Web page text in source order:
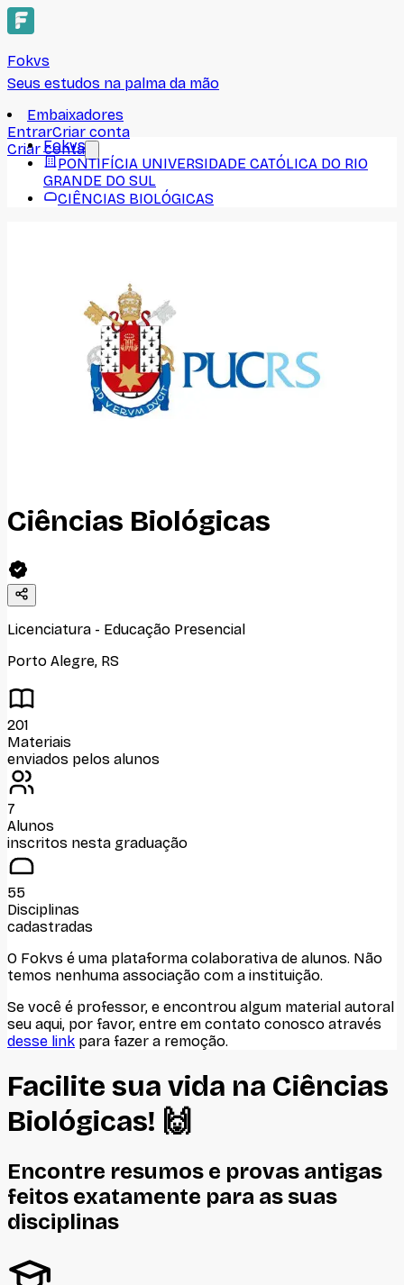
Fokvs
Seus estudos na palma da mão
Embaixadores
EntrarCriar conta
Criar conta
Fokvs
PONTIFÍCIA UNIVERSIDADE CATÓLICA DO RIO
GRANDE DO SUL
CIÊNCIAS BIOLÓGICAS
Ciências Biológicas
Licenciatura - Educação Presencial
Porto Alegre, RS
201
Materiais
enviados pelos alunos
7
Alunos
inscritos nesta graduação
55
Disciplinas
cadastradas
O Fokvs é uma plataforma colaborativa de alunos. Não
temos nenhuma associação com a instituição.
Se você é professor, e encontrou algum material autoral
seu aqui, por favor, entre em contato conosco através
desse link para fazer a remoção.
Facilite sua vida na Ciências
Biológicas! 🙌
Encontre resumos e provas antigas
feitos exatamente para as suas
disciplinas